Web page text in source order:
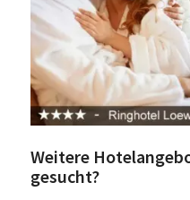
Weitere
gesucht?